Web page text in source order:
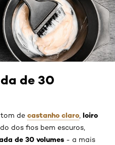
de 30
de castanho claro loiro
dos fios bem escuros,
de 30 volumes - a mais